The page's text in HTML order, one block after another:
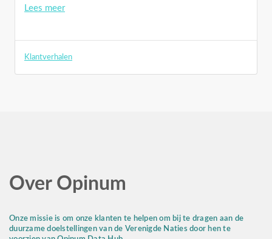
Lees meer
Klantverhalen
Over Opinum
Onze missie is om onze klanten te helpen om bij te dragen aan de
duurzame doelstellingen van de Verenigde Naties door hen te